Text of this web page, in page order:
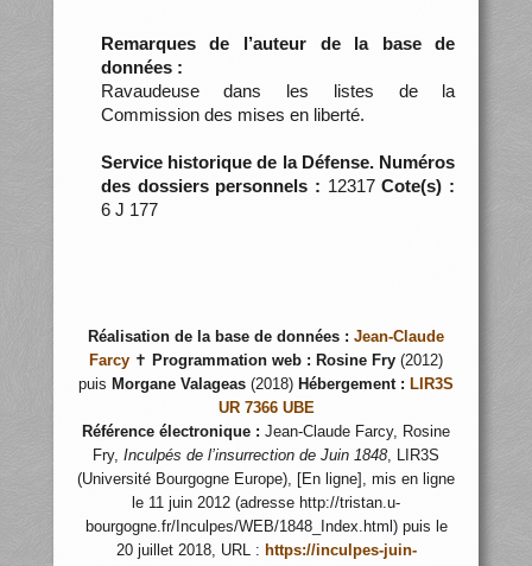
Remarques de l’auteur de la base de
données :
Ravaudeuse dans les listes de la
Commission des mises en liberté.
Service historique de la Défense. Numéros
des dossiers personnels : 12317Cote(s) :
6 J 177
Réalisation de la base de données : Jean-Claude
Farcy ✝ Programmation web : Rosine Fry (2012)
puis Morgane Valageas (2018) Hébergement : LIR3S
UR 7366 UBE
Référence électronique : Jean-Claude Farcy, Rosine
Fry, Inculpés de l’insurrection de Juin 1848, LIR3S
(Université Bourgogne Europe), [En ligne], mis en ligne
le 11 juin 2012 (adresse http://tristan.u-
bourgogne.fr/Inculpes/WEB/1848_Index.html) puis le
20 juillet 2018, URL : https://inculpes-juin-